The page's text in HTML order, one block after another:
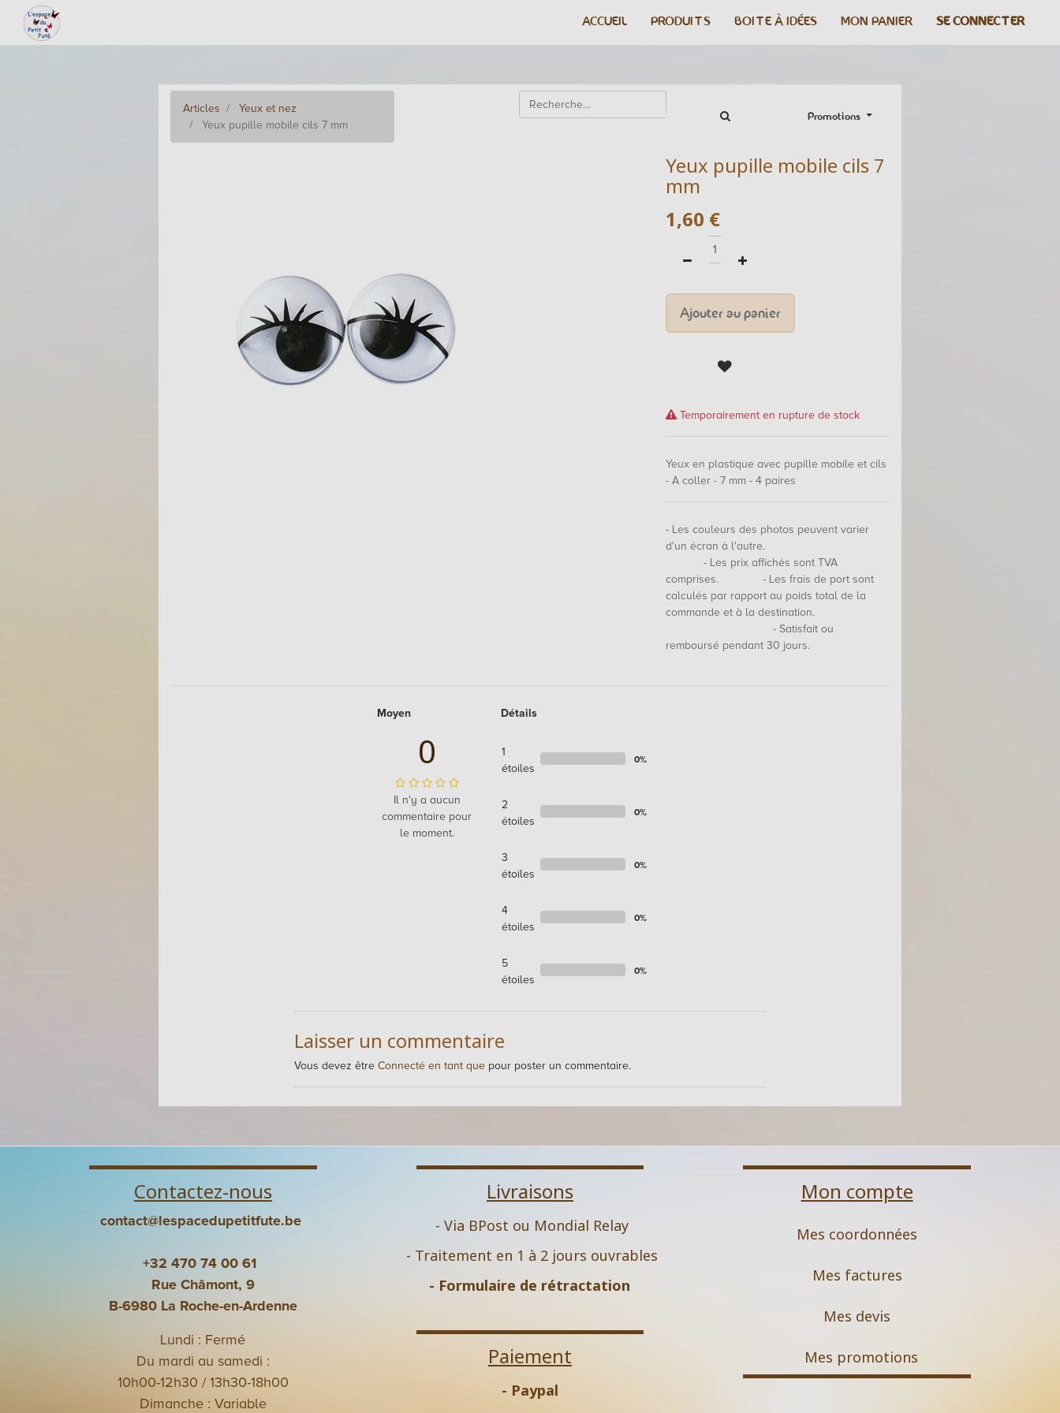
ACCUEIL PRODUITS BOITE À IDÉES MON PANIER SE CONNECTER
Articles
Yeux et nez
Yeux pupille mobile cils 7 mm
Promotions
Yeux pupille mobile cils 7
mm
1,60 €
Ajouter au panier
Temporairement en rupture de stock
Yeux en plastique avec pupille mobile et cils
- A coller - 7 mm - 4 paires
- Les couleurs des photos peuvent varier
d'un écran à l'autre.
- Les prix affichés sont TVA
comprises. - Les frais de port sont
calculés par rapport au poids total de la
commande et à la destination.
- Satisfait ou
remboursé pendant 30 jours.
Moyen
0
Il n'y a aucun
commentaire pour
le moment.
Détails
1
étoiles
0%
2
étoiles
0%
3
étoiles
0%
4
étoiles
0%
5
étoiles
0%
Laisser un commentaire
Vous devez être Connecté en tant quepour poster un commentaire.
Contactez-nous
contact@lespacedupetitfute.be
+32 470 74 00 61
Rue Châmont, 9
B-6980 La Roche-en-Ardenne
Lundi : Fermé
Du mardi au samedi :
10h00-12h30 / 13h30-18h00
Dimanche : Variable
Livraisons
- Via BPost ou Mondial Relay
- Traitement en 1 à 2 jours ouvrables
- Formulaire de rétractation
Paiement
- Paypal
Mon compte
Mes coordonnées
Mes factures
Mes devis
Mes promotions